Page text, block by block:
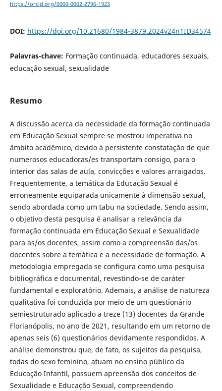
https://orcid.org/0000-0002-2796-1923
DOI: https://doi.org/10.21680/1984-3879.2024v24n1ID34574
Palavras-chave: Formação continuada, educadores sexuais,
educação sexual, sexualidade
Resumo
A discussão acerca da necessidade da formação continuada
em Educação Sexual sempre se mostrou imperativa no
âmbito acadêmico, devido à persistente constatação de que
numerosos educadoras/es transportam consigo, para o
interior das salas de aula, convicções e valores arraigados.
Frequentemente, a temática da Educação Sexual é
erroneamente equiparada unicamente à dimensão sexual,
sendo abordada como um tabu na sociedade. Sendo assim,
o objetivo desta pesquisa é analisar a relevância da
formação continuada em Educação Sexual e Sexualidade
para as/os docentes, assim como a compreensão das/os
docentes sobre a temática e a necessidade de formação. A
metodologia empregada se configura como uma pesquisa
bibliográfica e documental, revestindo-se de caráter
fundamental e exploratório. Ademais, a análise de natureza
qualitativa foi conduzida por meio de um questionário
semiestruturado aplicado a treze (13) docentes da Grande
Florianópolis, no ano de 2021, resultando em um retorno de
apenas seis (6) questionários devidamente respondidos. A
análise demonstrou que, de fato, os sujeitos da pesquisa,
todas do sexo feminino, atuam no ensino público da
Educação Infantil, possuem apreensão dos conceitos de
Sexualidade e Educação Sexual, compreendendo